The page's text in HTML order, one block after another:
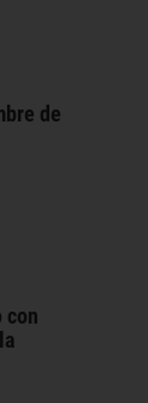
de
con